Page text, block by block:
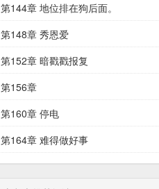
第144章 地位排在狗后面。
第148章 秀恩爱
第152章 暗戳戳报复
第156章
第160章 停电
第164章 难得做好事